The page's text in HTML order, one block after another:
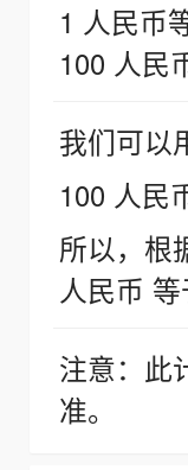
1 人民币
100 人民
我们可以
100 人民
所以，根
人民币
注意：此
准。